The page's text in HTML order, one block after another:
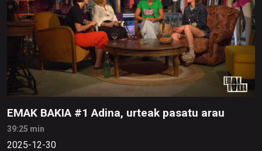
EMAK BAKIA #1 Adina, urteak pasatu arau
39:25 min
2025-12-30